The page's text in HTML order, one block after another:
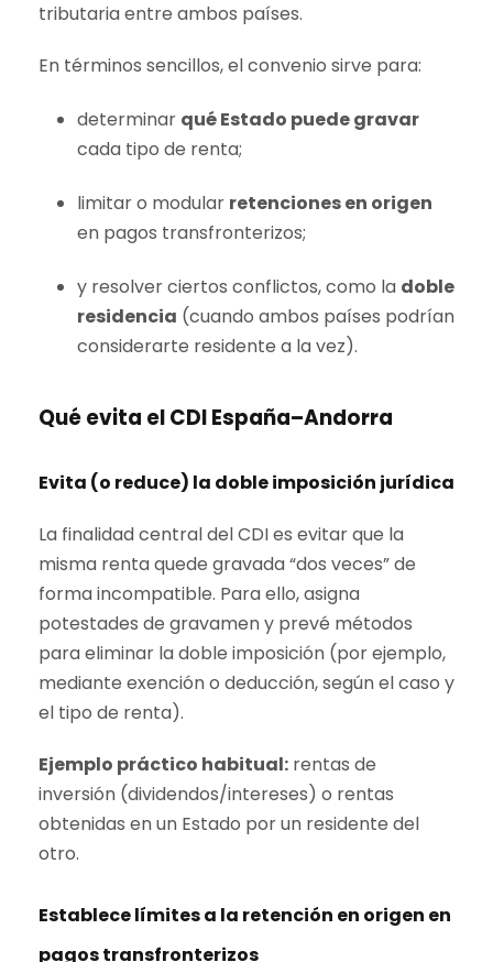
tributaria entre ambos países.
En términos sencillos, el convenio sirve para:
determinar qué Estado puede gravar
cada tipo de renta;
limitar o modular retenciones en origen
en pagos transfronterizos;
y resolver ciertos conflictos, como la doble
residencia (cuando ambos países podrían
considerarte residente a la vez).
Qué evita el CDI España–Andorra
Evita (o reduce) la doble imposición jurídica
La finalidad central del CDI es evitar que la
misma renta quede gravada “dos veces” de
forma incompatible. Para ello, asigna
potestades de gravamen y prevé métodos
para eliminar la doble imposición (por ejemplo,
mediante exención o deducción, según el caso y
el tipo de renta).
Ejemplo práctico habitual: rentas de
inversión (dividendos/intereses) o rentas
obtenidas en un Estado por un residente del
otro.
Establece límites a la retención en origen en
pagos transfronterizos